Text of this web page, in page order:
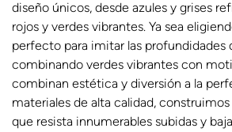
diseño únicos, desde azules y grises
rojos y verdes vibrantes. Ya sea
perfecto para imitar las profundidades
combinando verdes vibrantes con
combinan estética y diversión a la
materiales de alta calidad,
que resista innumerables subidas y